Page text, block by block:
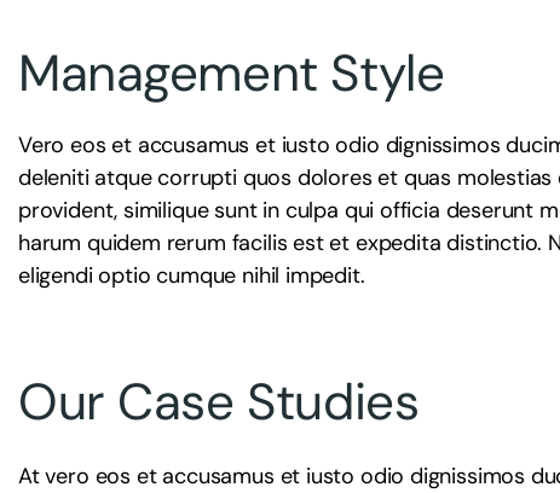
Management Style
Vero eos et accusamus et iusto odio dignissimos
deleniti atque corrupti quos dolores et quas
provident, similique sunt in culpa qui officia deserunt
harum quidem rerum facilis est et expedita distinctio.
eligendi optio cumque nihil impedit.
Our Case Studies
At vero eos et accusamus et iusto odio dignissimos